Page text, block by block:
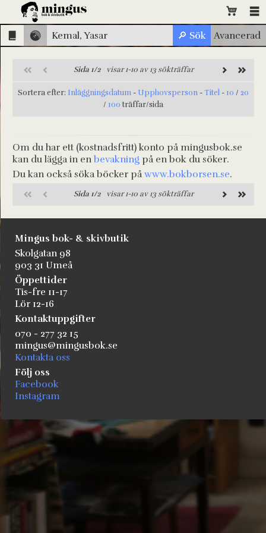
Sida 1/2visar 1-10 av 13 sökträffar
Sortera efter: Inläggningsdatum - Upphovsperson -Titel - 10 / 20
/ 100 träffar/sida
Om du har ett (kostnadsfritt) konto på mingusbok.se
kan du lägga in enbevakning på en bok du söker.
Du kan också söka böcker påwww.bokborsen.se.
Sida 1/2visar 1-10 av 13 sökträffar
Mingus bok- & skivbutik
Skolgatan 98
903 31 Umeå
Öppettider
Tis-fre 11-17
Lör 12-16
Kontaktuppgifter
070 - 277 32 15
mingus@mingusbok.se
Kontakta oss
Följ oss
Facebook
Instagram